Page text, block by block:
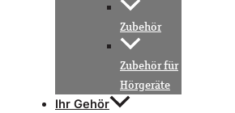
Zubehör
Zubehör für
Hörgeräte
Ihr Gehör